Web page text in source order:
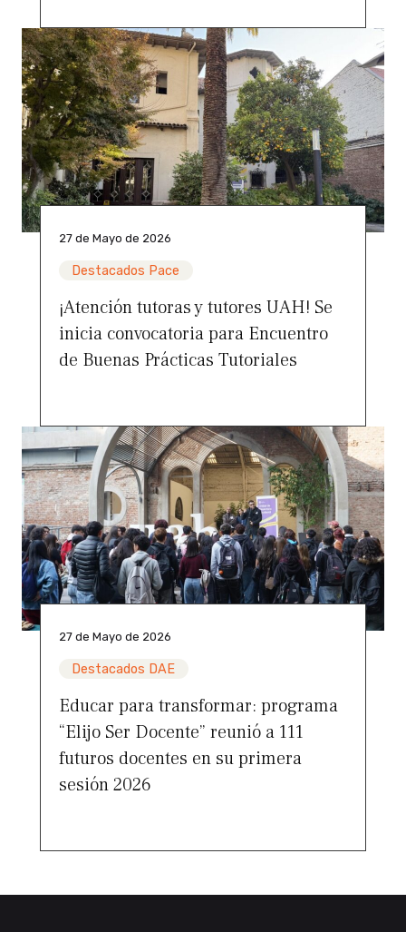
27 de Mayo de 2026
Destacados Pace
¡Atención tutoras y tutores UAH! Se
inicia convocatoria para Encuentro
de Buenas Prácticas Tutoriales
27 de Mayo de 2026
Destacados DAE
Educar para transformar: programa
“Elijo Ser Docente” reunió a 111
futuros docentes en su primera
sesión 2026